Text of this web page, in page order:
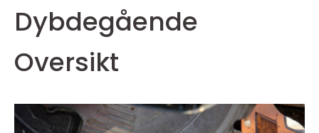
Dybdegående
Oversikt